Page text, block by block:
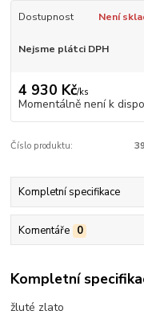
Dostupnost Není
Nejsme plátci DPH
4 930 Kč/ks
Momentálně není k
Číslo produktu:
Kompletní specifikace
Komentáře 0
Kompletní
žluté zlato